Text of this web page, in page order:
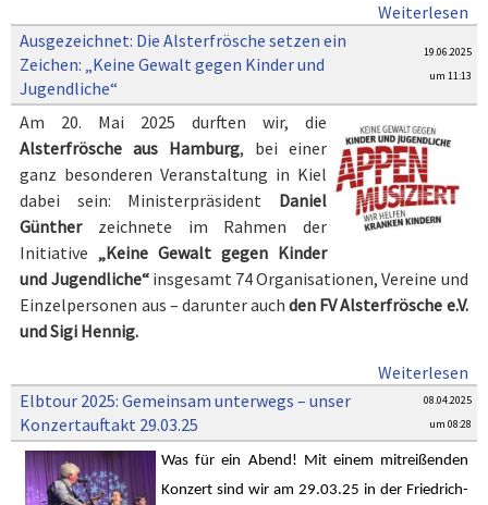
Weiterlesen
Ausgezeichnet: Die Alsterfrösche setzen ein
Zeichen: „Keine Gewalt gegen Kinder und
Jugendliche“
19.06.2025
um 11:13
Am 20. Mai 2025 durften wir, die
Alsterfrösche aus Hamburg, bei einer
ganz besonderen Veranstaltung in Kiel
dabei sein: Ministerpräsident Daniel
Güntherzeichnete im Rahmen der
Initiative„Keine Gewalt gegen Kinder
und Jugendliche“insgesamt 74 Organisationen, Vereine und
Einzelpersonen aus – darunter auchden FV Alsterfrösche e.V.
und Sigi Hennig.
Weiterlesen
Elbtour 2025: Gemeinsam unterwegs – unser
Konzertauftakt 29.03.25
08.04.2025
um 08:28
Was für ein Abend! Mit einem mitreißenden
Konzert sind wir am 29.03.25 in der Friedrich-